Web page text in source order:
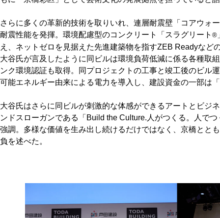
さらに多くの革新的技術を取りいれ、連層耐震壁「コアウォ
耐震性能を発揮。環境配慮型のコンクリート「スラグリート ®
え、ネットゼロを見据えた先進建築物を指すZEB Readyなど
大谷氏が言及したように同ビルは環境負荷低減に係る各種取
ンク環境認証も取得。同プロジェクトの工事と竣工後のビル
可能エネルギー由来による電力を導入し、建設資金の一部は
大谷氏はさらに同ビルが刺激的な体感ができるアートとビジ
ンドスローガンである「Build the Culture.人がつくる。人で
強調。多様な価値を生み出し続けるだけではなく、京橋とと
負を述べた。